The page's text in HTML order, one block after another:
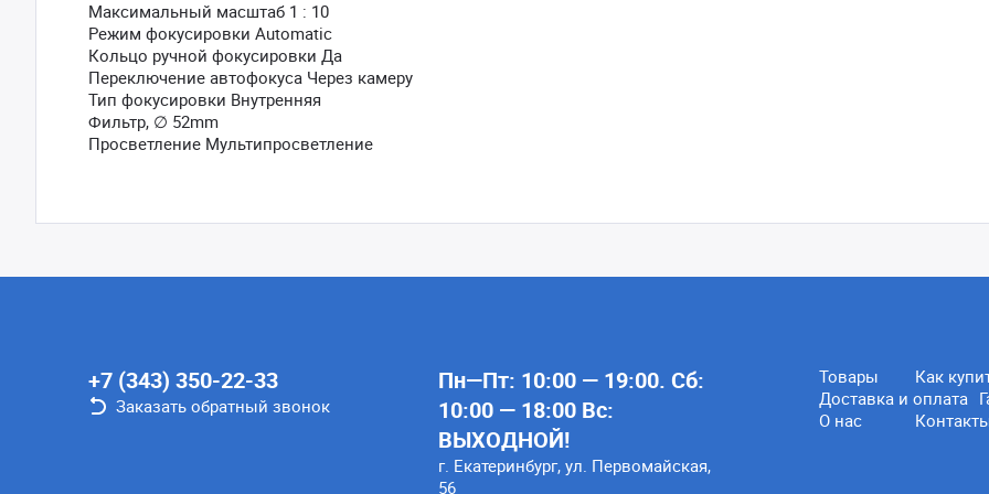
Максимальный масштаб 1 : 10
Режим фокусировки Automatic
Кольцо ручной фокусировки Да
Переключение автофокуса Через камеру
Тип фокусировки Внутренняя
Фильтр, ∅ 52mm
Просветление Мультипросветление
+7 (343) 350-22-33
Заказать обратный звонок
Пн—Пт: 10:00 — 19:00. Сб:
10:00 — 18:00 Вс:
ВЫХОДНОЙ!
г. Екатеринбург, ул. Первомайская,
56
Товары
Как
Доставка и оплата
О нас